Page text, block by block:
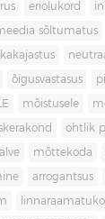
eriolukord
sõltumatus
õigusvastasus
mõistusele
ohtlik
mõttekoda
arrogantsus